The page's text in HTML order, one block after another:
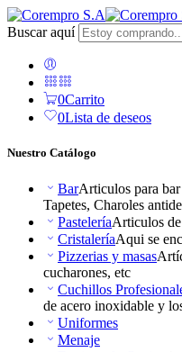
Buscar aquí
0Carrito
0Lista de deseos
Nuestro Catálogo
BarArticulos para
Tapetes, Charoles
PasteleríaArticulos
CristaleríaAqui se
Pizzerias y masas
cucharones, etc
Cuchillos
de acero inoxidable y
Uniformes
Menaje